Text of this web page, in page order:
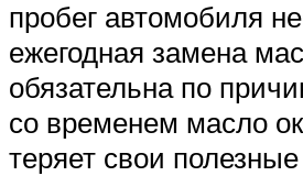
пробег автомобиля
ежегодная замена
обязательна по
со временем масло
теряет свои